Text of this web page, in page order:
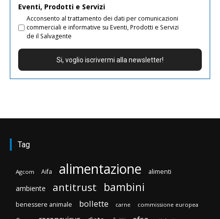
Eventi, Prodotti e Servizi
Acconsento al trattamento dei dati per comunicazioni
commerciali e informative su Eventi, Prodotti e Servizi
de il Salvagente
Tag
Agcom Aifa alimentazione alimenti
ambiente antitrust bambini
benessere animale bollette carne commissione europea